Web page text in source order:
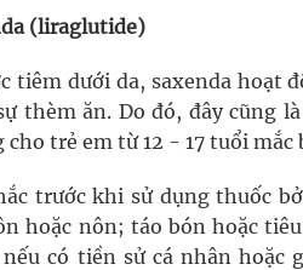
(liraglutide)
tiêm dưới da, saxenda hoạt
thèm ăn. Do đó, đây cũng
cho trẻ em từ 12 - 17 tuổi mắc
trước khi sử dụng thuốc
hoặc nôn; táo bón hoặc
có tiền sử cá nhân